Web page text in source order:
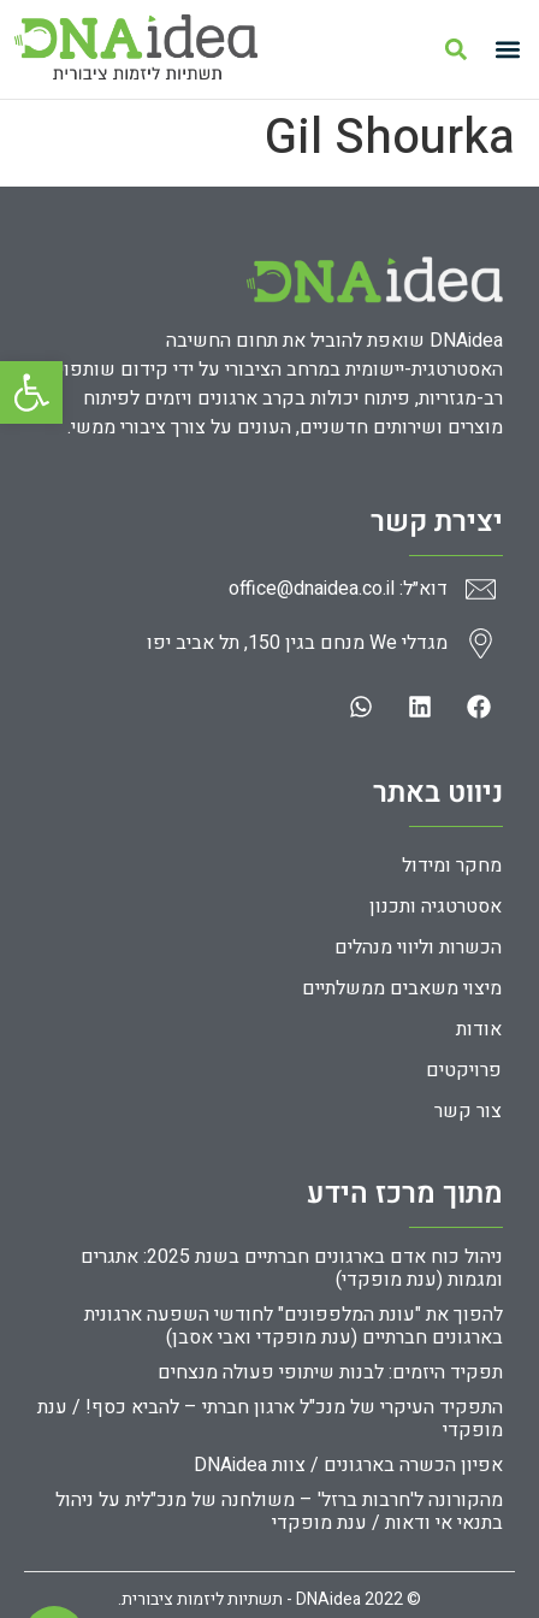
פתח
Gil Shourka
DNAidea שואפת להוביל את תחום החשיבה
האסטרטגית-יישומית במרחב הציבורי על ידי קידום שותפויות
רב-מגזריות, פיתוח יכולות בקרב ארגונים ויזמים לפיתוח
מוצרים ושירותים חדשניים, העונים על צורך ציבורי ממשי.
ניווט באתר
מחקר ומידול
אסטרטגיה ותכנון
הכשרות וליווי מנהלים
מיצוי משאבים ממשלתיים
אודות
פרויקטים
צור קשר
מתוך מרכז הידע
ניהול כוח אדם בארגונים חברתיים בשנת 2025: אתגרים
ומגמות (ענת מופקדי)
להפוך את "עונת המלפפונים" לחודשי השפעה ארגונית
בארגונים חברתיים (ענת מופקדי ואבי אסבן)
תפקיד היזמים: לבנות שיתופי פעולה מנצחים
התפקיד העיקרי של מנכ"ל ארגון חברתי – להביא כסף! / ענת
מופקדי
אפיון הכשרה בארגונים / צוות DNAidea
מהקורונה ל'חרבות ברזל' – משולחנה של מנכ"לית על ניהול
בתנאי אי ודאות / ענת מופקדי
יצירת קשר
דוא״ל: office@dnaidea.co.il
מגדלי We מנחם בגין 150, תל אביב יפו
© 2022 DNAidea - תשתיות ליזמות ציבורית.